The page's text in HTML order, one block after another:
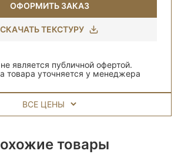
ОФОРМИТЬ ЗАКАЗ
СКАЧАТЬ ТЕКСТУРУ
является публичной офертой.
товара уточняется у менеджера
ВСЕ ЦЕНЫ
товары